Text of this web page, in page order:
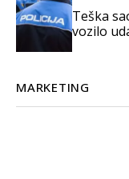
Teška
vozilo
MARKETING